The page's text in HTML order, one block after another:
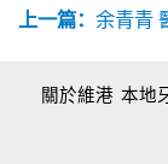
上一篇： 余青青
關於維港 本地